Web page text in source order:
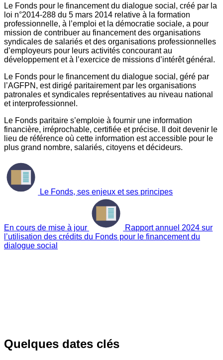
Le Fonds pour le financement du dialogue social, créé par la
loi n°2014-288 du 5 mars 2014 relative à la formation
professionnelle, à l’emploi et la démocratie sociale, a pour
mission de contribuer au financement des organisations
syndicales de salariés et des organisations professionnelles
d’employeurs pour leurs activités concourant au
développement et à l’exercice de missions d’intérêt général.
Le Fonds pour le financement du dialogue social, géré par
l’AGFPN, est dirigé paritairement par les organisations
patronales et syndicales représentatives au niveau national
et interprofessionnel.
Le Fonds paritaire s’emploie à fournir une information
financière, irréprochable, certifiée et précise. Il doit devenir le
lieu de référence où cette information est accessible pour le
plus grand nombre, salariés, citoyens et décideurs.
Le Fonds, ses enjeux et ses principes
En cours de mise à jour
Rapport annuel 2024 sur
l’utilisation des crédits du Fonds pour le financement du
dialogue social
Quelques dates clés